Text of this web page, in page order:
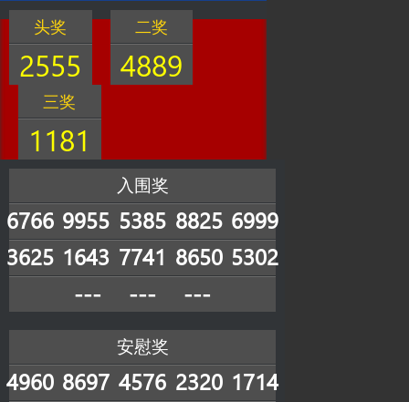
头奖
2555
二奖
4889
三奖
1181
入围奖
6766 9955 5385 8825 6999
3625 1643 7741 8650 5302
---
--- ---
安慰奖
4960 8697 4576 2320 1714